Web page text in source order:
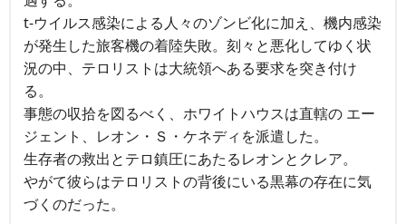
t-ウイルス感染による人々のゾンビ化に加え、機内感染
が発生した旅客機の着陸失敗。刻々と悪化してゆく状
況の中、テロリストは大統領へある要求を突き付け
る。
事態の収拾を図るべく、ホワイトハウスは直轄の エー
ジェント、レオン・Ｓ・ケネディを派遣した。
生存者の救出とテロ鎮圧にあたるレオンとクレア。
やがて彼らはテロリストの背後にいる黒幕の存在に気
づくのだった。